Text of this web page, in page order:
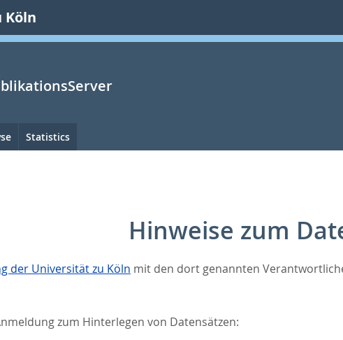
Köln
Statistics
Hinweise zum
der Universität zu Köln mit den dort genannten
zum Hinterlegen von Datensätzen: